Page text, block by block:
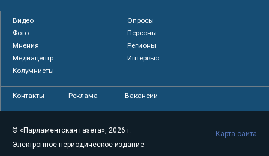
Видео
Опросы
Фото
Персоны
Мнения
Регионы
Медиацентр
Интервью
Колумнисты
Контакты Реклама Вакансии
© «Парламентская газета», 2026 г.
Электронное периодическое издание
Карта сайта